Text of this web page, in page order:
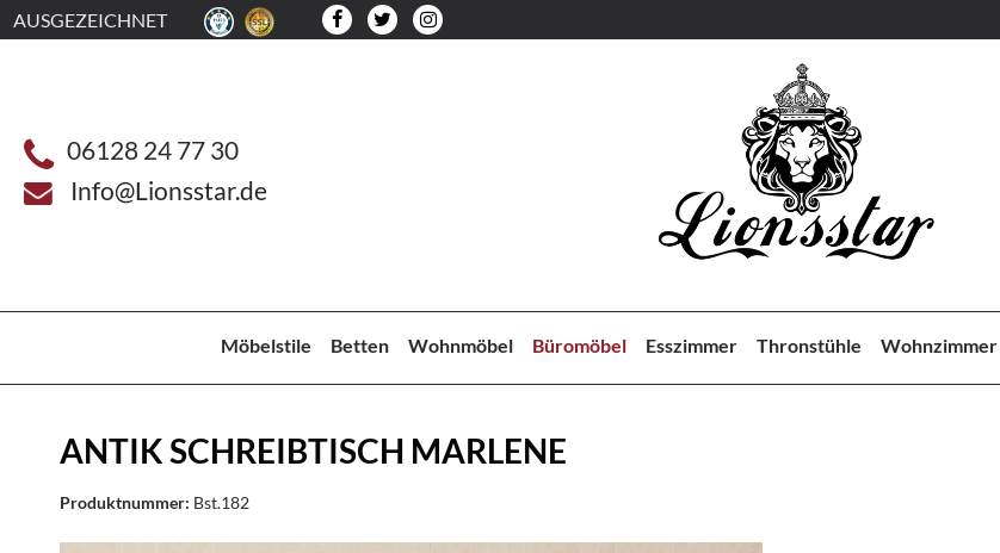
AUSGEZEICHNET
06128 24 77 30
Info@Lionsstar.de
Möbelstile Betten Wohnmöbel Büromöbel Esszimmer Thronstühle Wohnzimmer
ANTIK SCHREIBTISCH MARLENE
Produktnummer: Bst.182